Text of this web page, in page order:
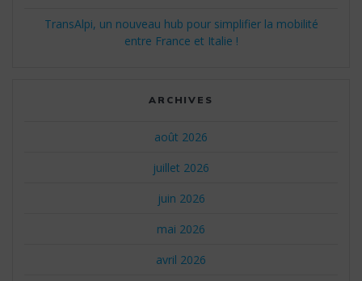
TransAlpi, un nouveau hub pour simplifier la mobilité
entre France et Italie !
ARCHIVES
août 2026
juillet 2026
juin 2026
mai 2026
avril 2026